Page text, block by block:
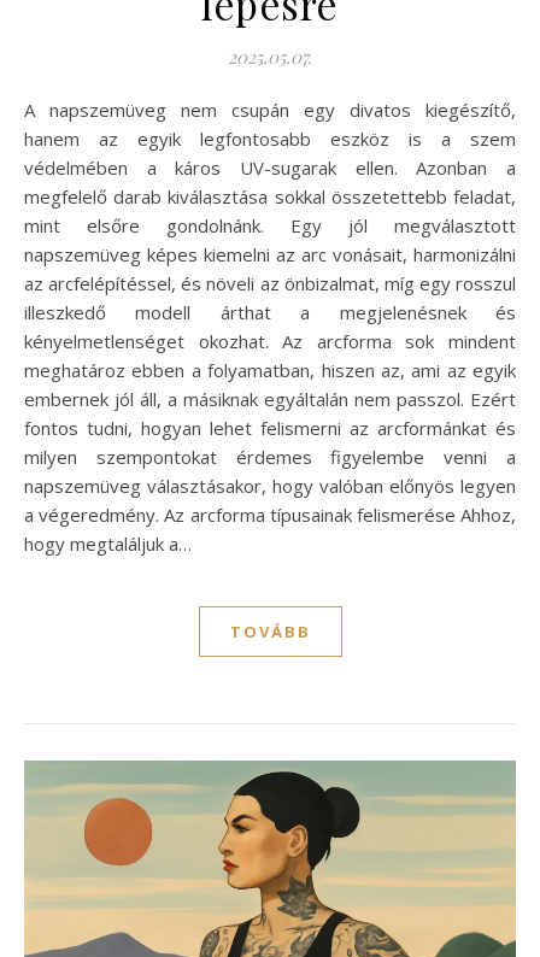
2025.05.07.
A napszemüveg nem csupán egy divatos kiegészítő,
hanem az egyik legfontosabb eszköz is a szem
védelmében a káros UV-sugarak ellen. Azonban a
megfelelő darab kiválasztása sokkal összetettebb feladat,
mint elsőre gondolnánk. Egy jól megválasztott
napszemüveg képes kiemelni az arc vonásait, harmonizálni
az arcfelépítéssel, és növeli az önbizalmat, míg egy rosszul
illeszkedő modell árthat a megjelenésnek és
kényelmetlenséget okozhat. Az arcforma sok mindent
meghatároz ebben a folyamatban, hiszen az, ami az egyik
embernek jól áll, a másiknak egyáltalán nem passzol. Ezért
fontos tudni, hogyan lehet felismerni az arcformánkat és
milyen szempontokat érdemes figyelembe venni a
napszemüveg választásakor, hogy valóban előnyös legyen
a végeredmény. Az arcforma típusainak felismerése Ahhoz,
hogy megtaláljuk a…
TOVÁBB